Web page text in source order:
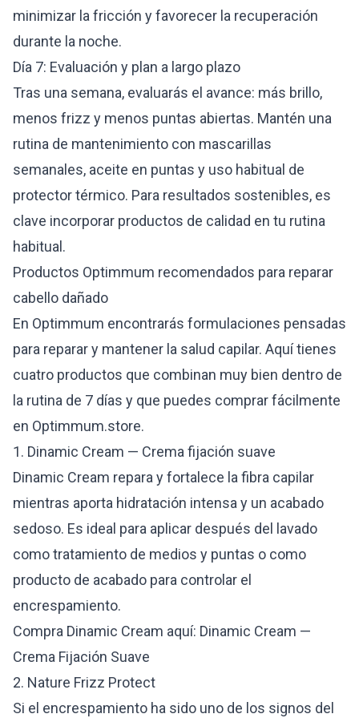
minimizar la fricción y favorecer la recuperación
durante la noche.
Día 7: Evaluación y plan a largo plazo
Tras una semana, evaluarás el avance: más brillo,
menos frizz y menos puntas abiertas. Mantén una
rutina de mantenimiento con mascarillas
semanales, aceite en puntas y uso habitual de
protector térmico. Para resultados sostenibles, es
clave incorporar productos de calidad en tu rutina
habitual.
Productos Optimmum recomendados para reparar
cabello dañado
En Optimmum encontrarás formulaciones pensadas
para reparar y mantener la salud capilar. Aquí tienes
cuatro productos que combinan muy bien dentro de
la rutina de 7 días y que puedes comprar fácilmente
en Optimmum.store.
1. Dinamic Cream — Crema fijación suave
Dinamic Cream repara y fortalece la fibra capilar
mientras aporta hidratación intensa y un acabado
sedoso. Es ideal para aplicar después del lavado
como tratamiento de medios y puntas o como
producto de acabado para controlar el
encrespamiento.
Compra Dinamic Cream aquí: Dinamic Cream —
Crema Fijación Suave
2. Nature Frizz Protect
Si el encrespamiento ha sido uno de los signos del